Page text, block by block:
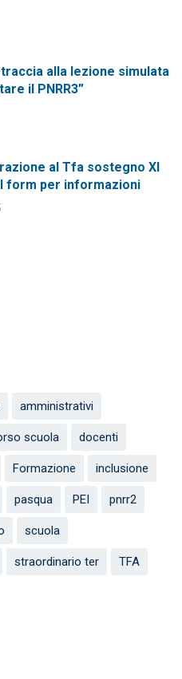
traccia alla lezione simulata
il PNRR3”
al Tfa sostegno XI
form per informazioni
amministrativi
scuola docenti
Formazione inclusione
pasqua PEI pnrr2
scuola
straordinario ter TFA